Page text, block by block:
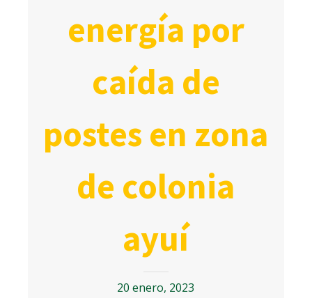
energía por
caída de
postes en zona
de colonia
ayuí
20 enero, 2023